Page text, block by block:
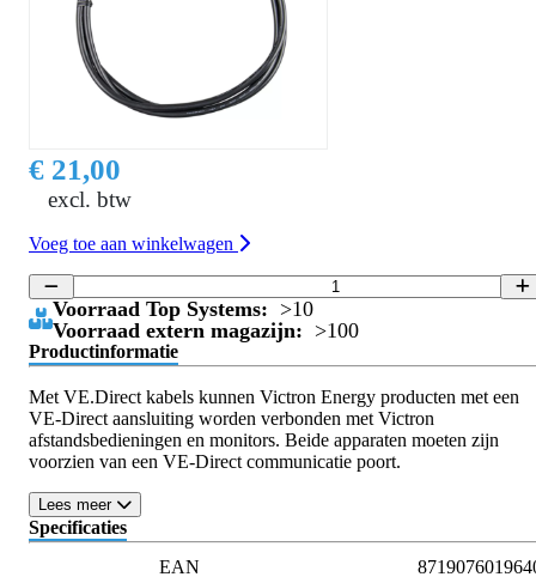
€ 21,00
excl. btw
Voeg toe aan winkelwagen
Voorraad Top Systems: >10
Voorraad extern magazijn: >100
Productinformatie
Met VE.Direct kabels kunnen Victron Energy producten met een
VE-Direct aansluiting worden verbonden met Victron
afstandsbedieningen en monitors. Beide apparaten moeten zijn
voorzien van een VE-Direct communicatie poort.
Lees meer
Specificaties
EAN